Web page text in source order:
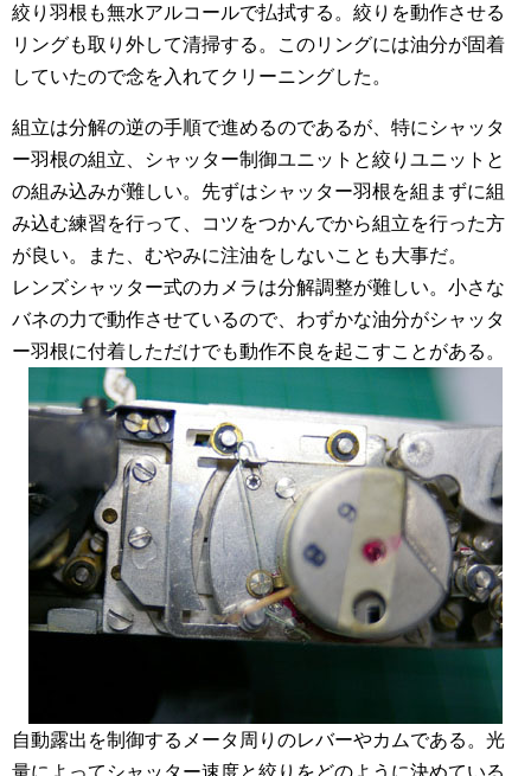
絞り羽根も無水アルコールで払拭する。絞りを動作させる
リングも取り外して清掃する。このリングには油分が固着
していたので念を入れてクリーニングした。
組立は分解の逆の手順で進めるのであるが、特にシャッタ
ー羽根の組立、シャッター制御ユニットと絞りユニットと
の組み込みが難しい。先ずはシャッター羽根を組まずに組
み込む練習を行って、コツをつかんでから組立を行った方
が良い。また、むやみに注油をしないことも大事だ。
レンズシャッター式のカメラは分解調整が難しい。小さな
バネの力で動作させているので、わずかな油分がシャッタ
ー羽根に付着しただけでも動作不良を起こすことがある。
自動露出を制御するメータ周りのレバーやカムである。光
量によってシャッター速度と絞りをどのように決めている